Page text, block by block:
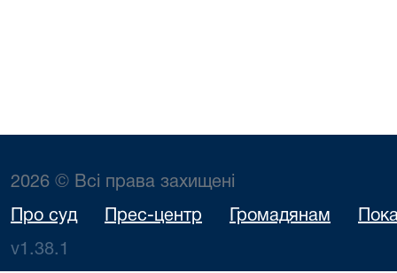
2026 © Всі права захищені
Про суд Прес-центр Громадянам
v1.38.1